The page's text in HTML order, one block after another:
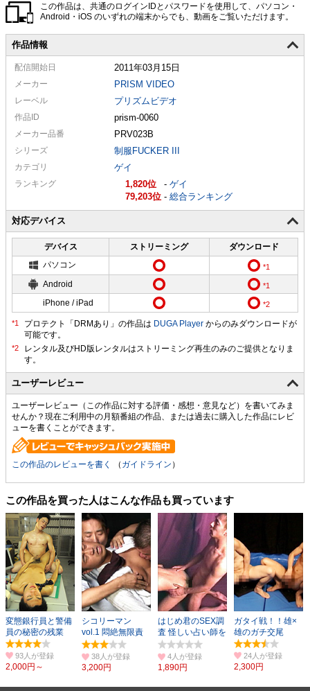
この作品は、共通のログインIDとパスワードを使用して、パソコン・
Android・iOS のいずれの端末からでも、動画をご覧いただけます。
作品情報
配信開始日 2011年03月15日
メーカー PRISM VIDEO
レーベル プリズムビデオ
作品ID prism-0060
メーカー品番 PRV023B
シリーズ 制服FUCKER III
カテゴリ ゲイ
ランキング 1,820 - ゲイ
79,203
- 総合ランキング
対応デバイス
デバイス ストリーミング
ダウンロード
パソコン
Android
iPhone / iPad
プロテクト「DRMあり」の作品は DUGA Player からのみダウンロードが
可能です。
ユーザーレビュー
ユーザーレビュー（この作品に対する評価・感想・意見など）を書いてみま
せんか？現在ご利用中の月額番組の作品、または過去に購入した作品にレビ
ューを書くことができます。
この作品のレビューを書く （ ガイドライン ）
この作品を買った人はこんな作品も買っています
変態銀行員と警備
員の秘密の残業
93人
2,000円～
シコリーマン
vol.1 悶絶無限責
め シーン1
38人
3,200円
はじめ君のSEX調
査 怪しい占い師を
調査せよ
4人
1,890円
ガタイ戦！！雄×
雄のガチ交尾
24人
2,300円